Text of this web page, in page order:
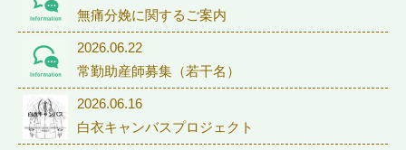
無痛分娩に関するご案内
2026.06.22
常勤助産師募集（若干名）
2026.06.16
白衣キャンバスプロジェクト